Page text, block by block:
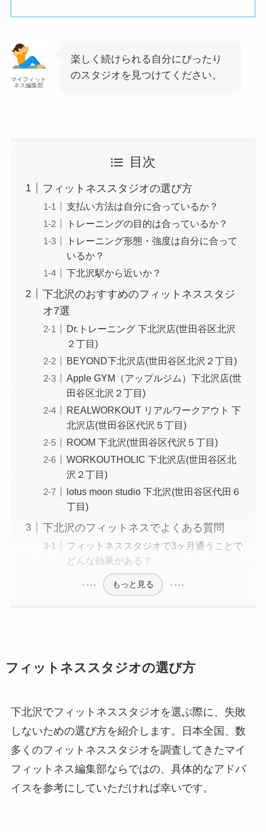
マイフィット
ネス編集部
楽しく続けられる自分にぴったり
のスタジオを見つけてください。
目次
フィットネススタジオの選び方
支払い方法は自分に合っているか？
トレーニングの目的は合っているか？
トレーニング形態・強度は自分に合って
いるか？
下北沢駅から近いか？
下北沢のおすすめのフィットネススタジ
オ7選
Dr.トレーニング 下北沢店(世田谷区北沢
２丁目)
BEYOND下北沢店(世田谷区北沢２丁目)
Apple GYM（アップルジム）下北沢店(世
田谷区北沢２丁目)
REALWORKOUT リアルワークアウト 下
北沢店(世田谷区代沢５丁目)
ROOM 下北沢(世田谷区代沢５丁目)
WORKOUTHOLIC 下北沢店(世田谷区北
沢２丁目)
lotus moon studio 下北沢(世田谷区代田６
丁目)
下北沢のフィットネスでよくある質問
フィットネススタジオで3ヶ月通うことで
どんな効果がある？
もっと見る
フィットネススタジオの選び方
下北沢でフィットネススタジオを選ぶ際に、失敗
しないための選び方を紹介します。日本全国、数
多くのフィットネススタジオを調査してきたマイ
フィットネス編集部ならではの、具体的なアドバ
イスを参考にしていただければ幸いです。